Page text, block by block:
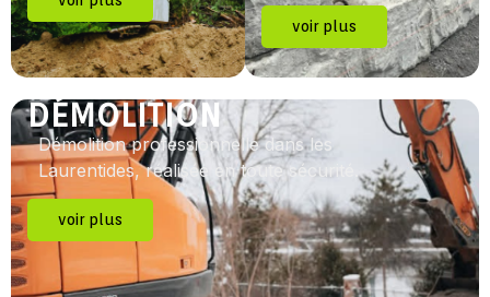
voir plus
DÉMOLITION
Démolition professionnelle dans les
Laurentides, réalisée en toute sécurité.
voir plus